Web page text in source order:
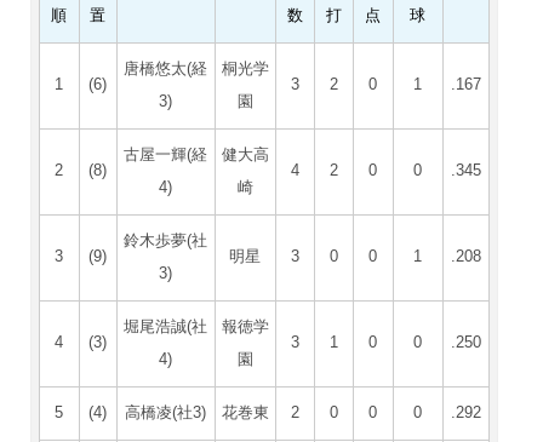
順
置
数
打
点
球
1 (6)
唐橋悠太(経
3)
桐光学
園
3 2 0 1 .167
2 (8)
古屋一輝(経
4)
健大高
崎
4 2 0 0 .345
3 (9)
鈴木歩夢(社
3)
明星 3 0 0 1 .208
4 (3)
堀尾浩誠(社
4)
報徳学
園
3 1 0 0 .250
5 (4) 高橋凌(社3) 花巻東 2 0 0 0 .292